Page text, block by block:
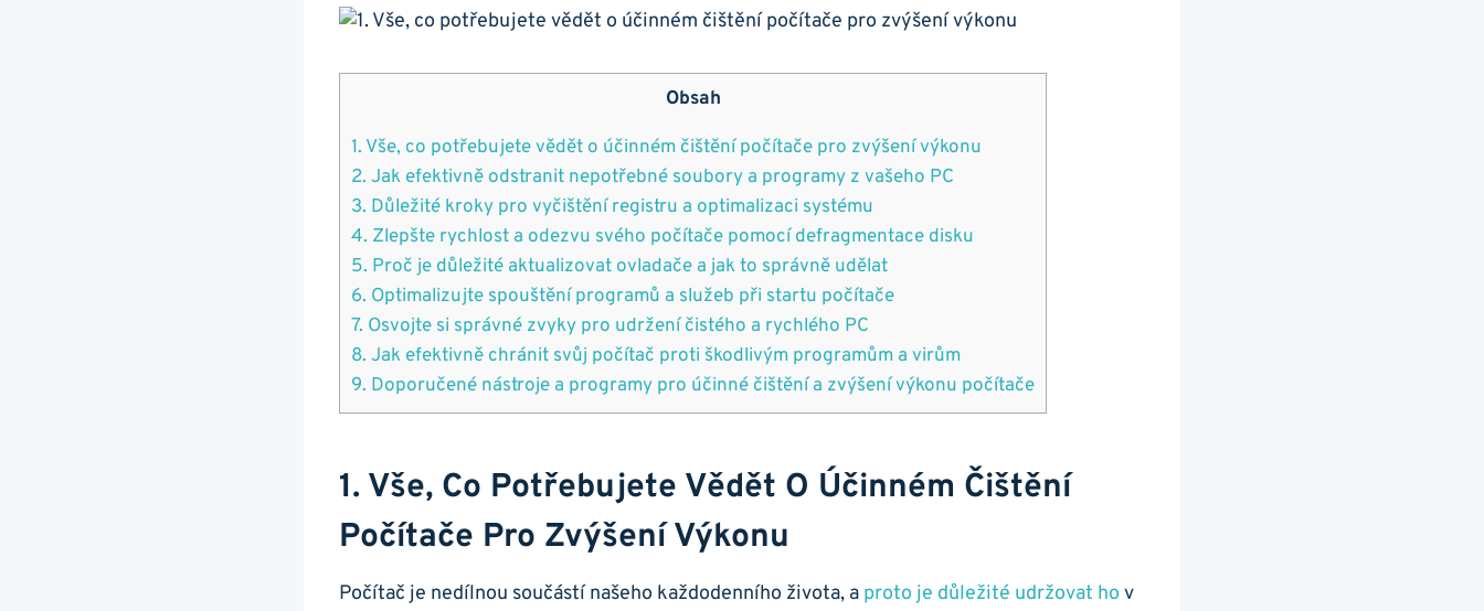
Obsah
1.⁣ Vše, co potřebujete vědět ‌o účinném čištění počítače pro zvýšení výkonu
2. Jak efektivně odstranit nepotřebné ⁤soubory a programy z vašeho PC
3. ⁢Důležité kroky pro vyčištění registru a ‌optimalizaci systému
4. Zlepšte rychlost a⁤ odezvu svého počítače pomocí defragmentace ⁤disku
5. Proč je důležité aktualizovat ovladače a jak to správně udělat
6. Optimalizujte spouštění ⁤programů a ‍služeb při startu počítače
7. Osvojte si správné zvyky pro udržení čistého a rychlého PC
8. Jak efektivně chránit svůj počítač proti škodlivým programům a virům
9. Doporučené nástroje a programy ‍pro účinné čištění a zvýšení výkonu počítače
1.⁣ Vše, Co Potřebujete Vědět ‌o Účinném Čištění
Počítače Pro Zvýšení Výkonu
Počítač je nedílnou součástí našeho každodenního života, a proto je ⁤důležité udržovat ho v⁢